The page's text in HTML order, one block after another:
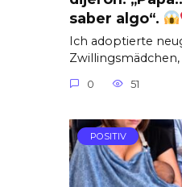
saber algo“.
Ich adoptierte
0 51
POSITIV